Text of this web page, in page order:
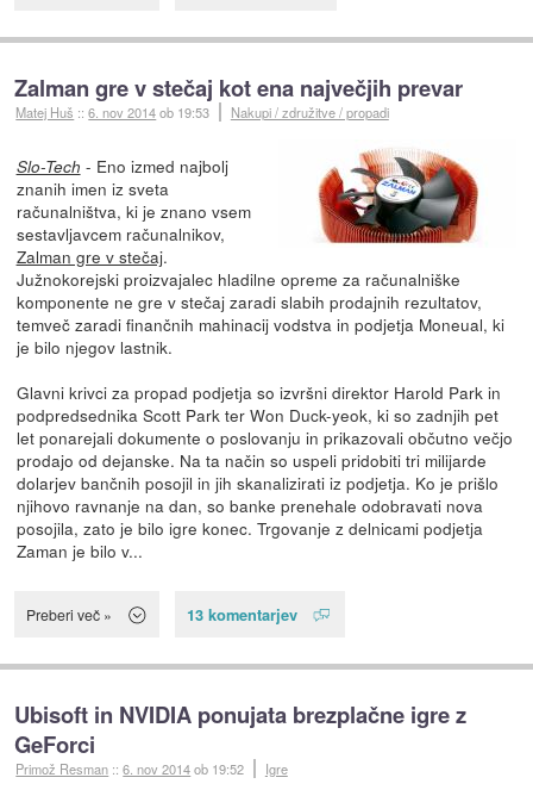
Zalman gre v stečaj kot ena največjih prevar
Matej Huš ::6. nov 2014ob 19:53 Nakupi / združitve / propadi
Slo-Tech - Eno izmed najbolj
znanih imen iz sveta
računalništva, ki je znano vsem
sestavljavcem računalnikov,
Zalman gre v stečaj.
Južnokorejski proizvajalec hladilne opreme za računalniške
komponente ne gre v stečaj zaradi slabih prodajnih rezultatov,
temveč zaradi finančnih mahinacij vodstva in podjetja Moneual, ki
je bilo njegov lastnik.
Glavni krivci za propad podjetja so izvršni direktor Harold Park in
podpredsednika Scott Park ter Won Duck-yeok, ki so zadnjih pet
let ponarejali dokumente o poslovanju in prikazovali občutno večjo
prodajo od dejanske. Na ta način so uspeli pridobiti tri milijarde
dolarjev bančnih posojil in jih skanalizirati iz podjetja. Ko je prišlo
njihovo ravnanje na dan, so banke prenehale odobravati nova
posojila, zato je bilo igre konec. Trgovanje z delnicami podjetja
Zaman je bilo v...
Preberi več » 13 komentarjev
Ubisoft in NVIDIA ponujata brezplačne igre z
GeForci
Primož Resman ::6. nov 2014ob 19:52 Igre